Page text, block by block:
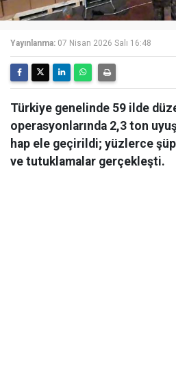
Yayınlanma: 07 Nisan 2026 Salı 16:48
Türkiye genelinde 59 ilde
operasyonlarında 2,3 ton
hap ele geçirildi; yüzlerce
ve tutuklamalar gerçekleşti.